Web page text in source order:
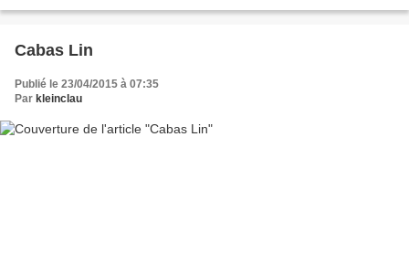
Cabas Lin
Publié le 23/04/2015 à 07:35
Par kleinclau